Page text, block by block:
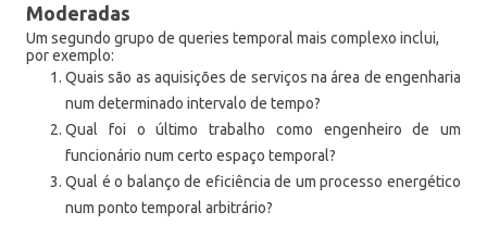
Moderadas
Um segundo grupo de queries temporal mais complexo inclui,
por exemplo:
Quais são as aquisições de serviços na área de engenharia
num determinado intervalo de tempo?
Qual foi o último trabalho como engenheiro de um
funcionário num certo espaço temporal?
Qual é o balanço de eficiência de um processo energético
num ponto temporal arbitrário?